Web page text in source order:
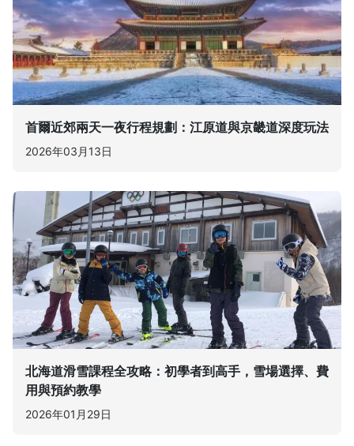
首爾近郊兩天一夜行程規劃：江原道與京畿道深度玩法
2026年03月13日
北海道滑雪課程全攻略：初學者到高手，雪場選擇、費
用與預約教學
2026年01月29日